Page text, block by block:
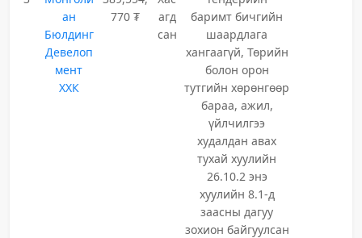
ан
Бюлдинг
Девелоп
мент
ХХК
770 ₮
агд
сан
баримт бичгийн
шаардлага
хангаагүй, Төрийн
болон орон
тутгийн хөрөнгөөр
бараа, ажил,
үйлчилгээ
худалдан авах
тухай хуулийн
26.10.2 энэ
хуулийн 8.1-д
заасны дагуу
зохион байгуулсан